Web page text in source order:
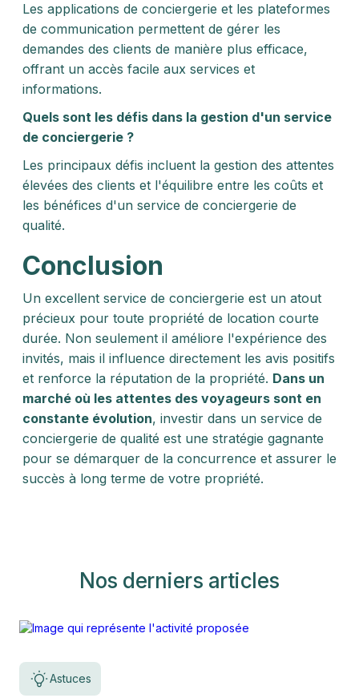
Les applications de conciergerie et les plateformes
de communication permettent de gérer les
demandes des clients de manière plus efficace,
offrant un accès facile aux services et
informations.
Quels sont les défis dans la gestion d'un service
de conciergerie ?
Les principaux défis incluent la gestion des attentes
élevées des clients et l'équilibre entre les coûts et
les bénéfices d'un service de conciergerie de
qualité.
Conclusion
Un excellent service de conciergerie est un atout
précieux pour toute propriété de location courte
durée. Non seulement il améliore l'expérience des
invités, mais il influence directement les avis positifs
et renforce la réputation de la propriété. Dans un
marché où les attentes des voyageurs sont en
constante évolution, investir dans un service de
conciergerie de qualité est une stratégie gagnante
pour se démarquer de la concurrence et assurer le
succès à long terme de votre propriété.
Nos derniers articles
Astuces